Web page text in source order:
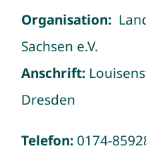
Organisation:
Sachsen e.V.
Anschrift:
Dresden
Telefon: 0174-